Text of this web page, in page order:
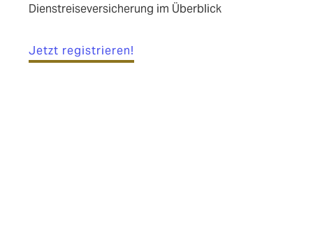
Dienstreiseversicherung im Überblick
Jetzt registrieren!